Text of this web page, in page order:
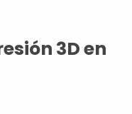
3D en